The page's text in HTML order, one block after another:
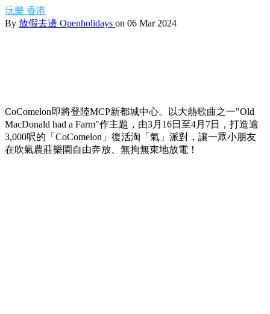
玩樂 香港
By 放假去邊 Openholidays on 06 Mar 2024
CoComelon即將登陸MCP新都城中心。以大熱歌曲之一"Old
MacDonald had a Farm"作主題，由3月16日至4月7日，打造逾
3,000呎的「CoComelon」復活淘「氣」派對，讓一眾小朋友
在吹氣農莊樂園自由奔放、無拘無束地放電！